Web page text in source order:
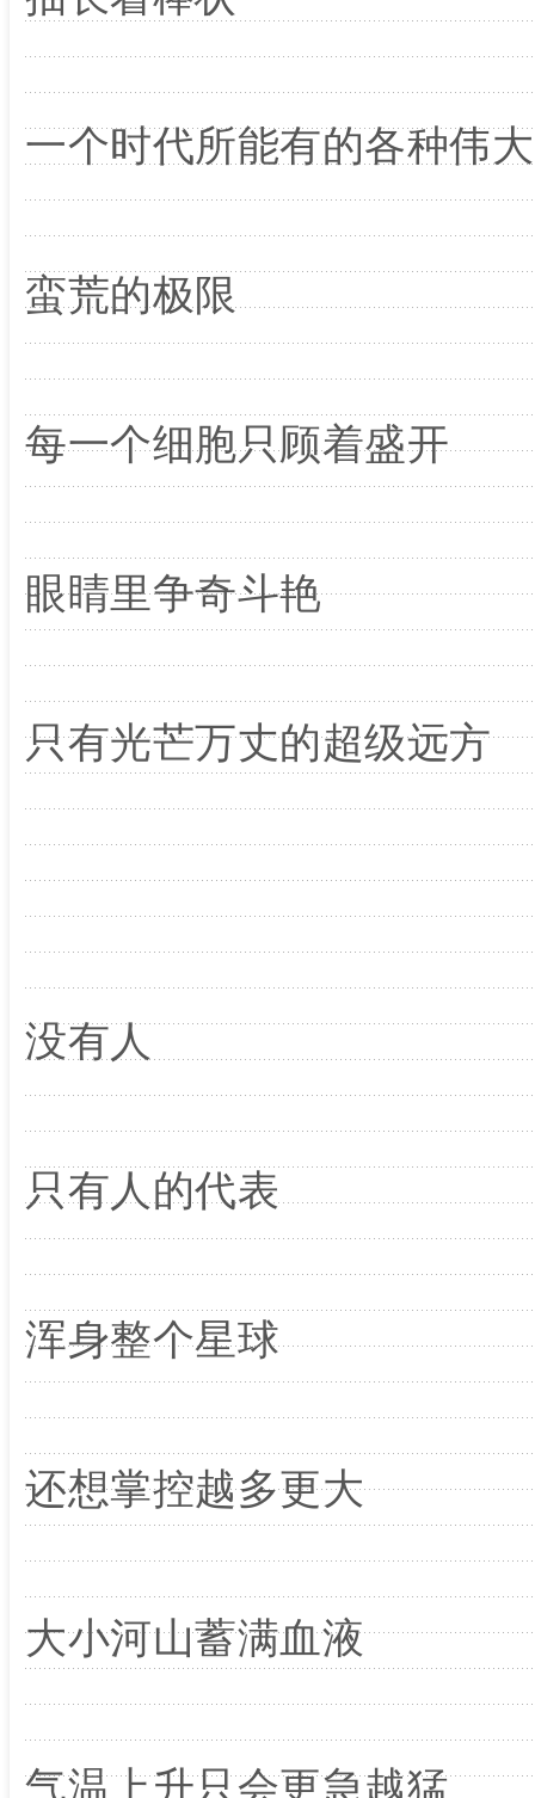
一个时代所能有的各种伟大
蛮荒的极限
每一个细胞只顾着盛开
眼睛里争奇斗艳
只有光芒万丈的超级远方
没有人
只有人的代表
浑身整个星球
还想掌控越多更大
大小河山蓄满血液
气温上升只会更急越猛